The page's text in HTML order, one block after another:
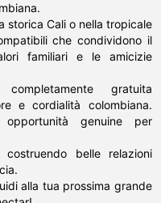
storica Cali o nella tropicale
che condividono il
familiari e le amicizie
gratuita
e cordialità colombiana.
genuine per
belle relazioni
alla tua prossima grande